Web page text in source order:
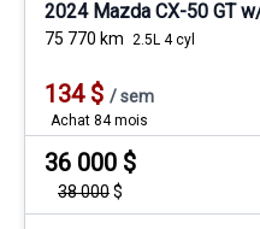
2024 Mazda CX-50 GT
75 770 km 2.5L 4 cyl
134$ /sem
Achat 84 mois
36 000 $
38 000$